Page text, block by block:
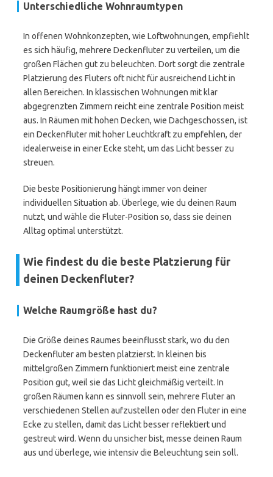
Unterschiedliche Wohnraumtypen
In offenen Wohnkonzepten, wie Loftwohnungen, empfiehlt
es sich häufig, mehrere Deckenfluter zu verteilen, um die
großen Flächen gut zu beleuchten. Dort sorgt die zentrale
Platzierung des Fluters oft nicht für ausreichend Licht in
allen Bereichen. In klassischen Wohnungen mit klar
abgegrenzten Zimmern reicht eine zentrale Position meist
aus. In Räumen mit hohen Decken, wie Dachgeschossen, ist
ein Deckenfluter mit hoher Leuchtkraft zu empfehlen, der
idealerweise in einer Ecke steht, um das Licht besser zu
streuen.
Die beste Positionierung hängt immer von deiner
individuellen Situation ab. Überlege, wie du deinen Raum
nutzt, und wähle die Fluter-Position so, dass sie deinen
Alltag optimal unterstützt.
Wie findest du die beste Platzierung für
deinen Deckenfluter?
Welche Raumgröße hast du?
Die Größe deines Raumes beeinflusst stark, wo du den
Deckenfluter am besten platzierst. In kleinen bis
mittelgroßen Zimmern funktioniert meist eine zentrale
Position gut, weil sie das Licht gleichmäßig verteilt. In
großen Räumen kann es sinnvoll sein, mehrere Fluter an
verschiedenen Stellen aufzustellen oder den Fluter in eine
Ecke zu stellen, damit das Licht besser reflektiert und
gestreut wird. Wenn du unsicher bist, messe deinen Raum
aus und überlege, wie intensiv die Beleuchtung sein soll.